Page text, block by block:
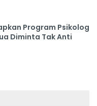
Program Psikolog
Diminta Tak Anti